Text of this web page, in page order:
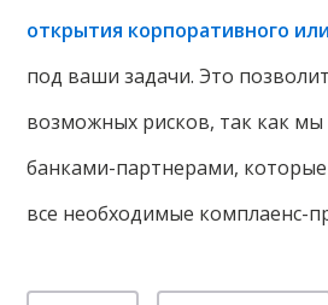
открытия корпоративного
под ваши задачи. Это
возможных рисков, так как мы
банками-партнерами,
все необходимые комплаенс-